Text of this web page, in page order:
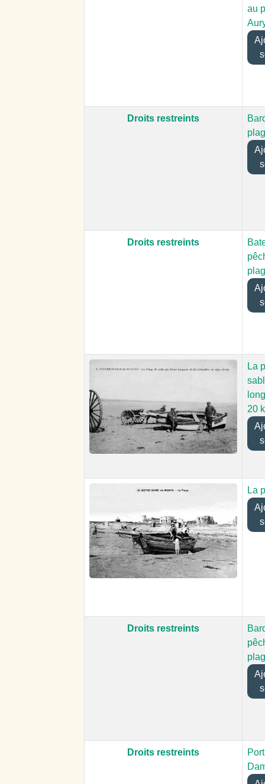
au
Droits restreints
Droits restreints
La
20
La
Droits restreints
Droits restreints